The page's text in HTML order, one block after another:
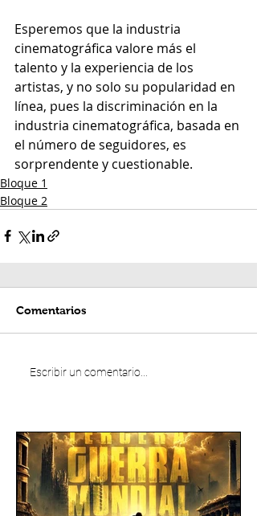
Esperemos que la industria
cinematográfica valore más el
talento y la experiencia de los
artistas, y no solo su popularidad en
línea, pues la discriminación en la
industria cinematográfica, basada en
el número de seguidores, es
sorprendente y cuestionable.
Bloque 1
Bloque 2
Comentarios
Escribir un comentario...